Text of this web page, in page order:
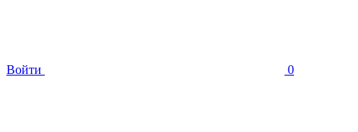
Войти 0